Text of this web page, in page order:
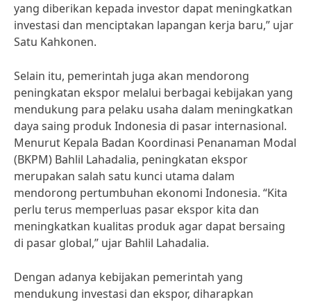
yang diberikan kepada investor dapat meningkatkan
investasi dan menciptakan lapangan kerja baru,” ujar
Satu Kahkonen.
Selain itu, pemerintah juga akan mendorong
peningkatan ekspor melalui berbagai kebijakan yang
mendukung para pelaku usaha dalam meningkatkan
daya saing produk Indonesia di pasar internasional.
Menurut Kepala Badan Koordinasi Penanaman Modal
(BKPM) Bahlil Lahadalia, peningkatan ekspor
merupakan salah satu kunci utama dalam
mendorong pertumbuhan ekonomi Indonesia. “Kita
perlu terus memperluas pasar ekspor kita dan
meningkatkan kualitas produk agar dapat bersaing
di pasar global,” ujar Bahlil Lahadalia.
Dengan adanya kebijakan pemerintah yang
mendukung investasi dan ekspor, diharapkan